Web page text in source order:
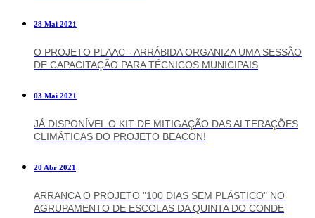
28 Mai 2021
O PROJETO PLAAC - ARRÁBIDA ORGANIZA UMA SESSÃO
DE CAPACITAÇÃO PARA TÉCNICOS MUNICIPAIS
03 Mai 2021
JÁ DISPONÍVEL O KIT DE MITIGAÇÃO DAS ALTERAÇÕES
CLIMÁTICAS DO PROJETO BEACON!
20 Abr 2021
ARRANCA O PROJETO "100 DIAS SEM PLÁSTICO" NO
AGRUPAMENTO DE ESCOLAS DA QUINTA DO CONDE